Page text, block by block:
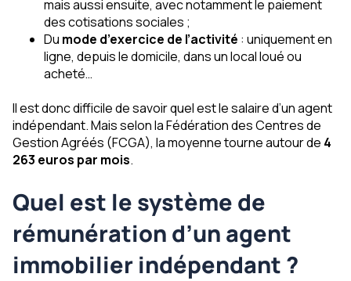
mais aussi ensuite, avec notamment le paiement
des cotisations sociales ;
Du mode d’exercice de l’activité : uniquement en
ligne, depuis le domicile, dans un local loué ou
acheté…
Il est donc difficile de savoir quel est le salaire d’un agent
indépendant. Mais selon la Fédération des Centres de
Gestion Agréés (FCGA), la moyenne tourne autour de 4
263 euros par mois.
Quel est le système de
rémunération d’un agent
immobilier indépendant ?